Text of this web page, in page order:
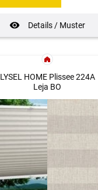
Details / Muster
LYSEL HOME Plissee 224A
Leja BO